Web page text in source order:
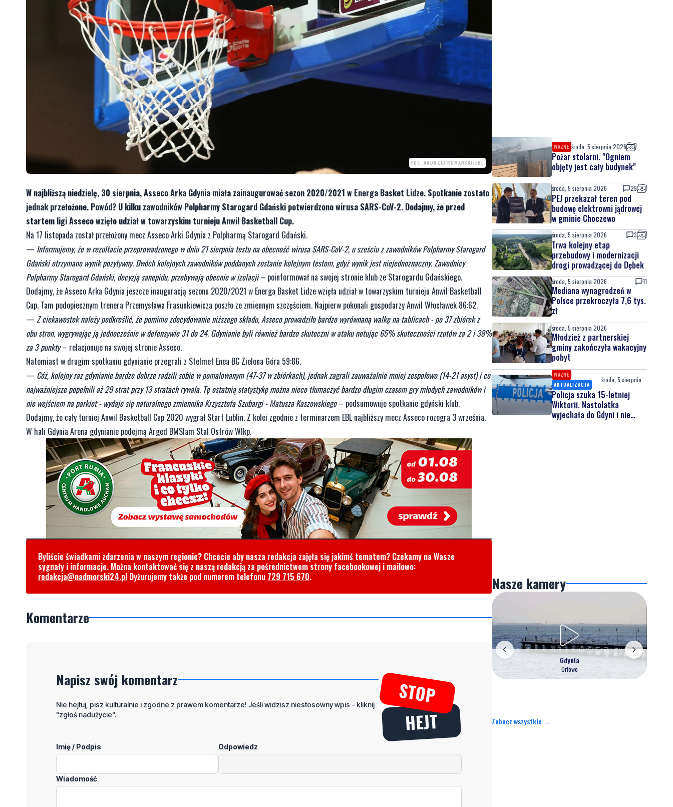
FOT. ANDRZEJ ROMAŃSKI/EBL
W najbliższą niedzielę, 30 sierpnia, Asseco Arka Gdynia miała zainaugurować sezon 2020/2021 w Energa Basket Lidze. Spotkanie zostało
jednak przełożone. Powód? U kilku zawodników Polpharmy Starogard Gdański potwierdzono wirusa SARS-CoV-2. Dodajmy, że przed
startem ligi Asseco wzięło udział w towarzyskim turnieju Anwil Basketball Cup.
Na 17 listopada został przełożony mecz Asseco Arki Gdynia z Polpharmą Starogard Gdański.
— Informujemy, że w rezultacie przeprowadzonego w dniu 21 sierpnia testu na obecność wirusa SARS-CoV-2, u sześciu z zawodników Polpharmy Starogard
Gdański otrzymano wynik pozytywny. Dwóch kolejnych zawodników poddanych zostanie kolejnym testom, gdyż wynik jest niejednoznaczny. Zawodnicy
Polpharmy Starogard Gdański, decyzją sanepidu, przebywają obecnie w izolacji– poinformował na swojej stronie klub ze Starogardu Gdańskiego.
Dodajmy, że Asseco Arka Gdynia jeszcze inauguracją sezonu 2020/2021 w Energa Basket Lidze wzięła udział w towarzyskim turnieju Anwil Basketball
Cup. Tam podopiecznym trenera Przemysława Frasunkiewicza poszło ze zmiennym szczęściem. Najpierw pokonali gospodarzy Anwil Włocławek 86:62.
— Z ciekawostek należy podkreślić, że pomimo zdecydowanie niższego składu, Asseco prowadziło bardzo wyrównaną walkę na tablicach - po 37 zbiórek z
obu stron, wygrywając ją jednocześnie w defensywie 31 do 24. Gdynianie byli również bardzo skuteczni w ataku notując 65% skuteczności rzutów za 2 i 38%
za 3 punkty– relacjonuje na swojej stronie Asseco.
Natomiast w drugim spotkaniu gdynianie przegrali z Stelmet Enea BC Zielona Góra 59:86.
— Cóż, kolejny raz gdynianie bardzo dobrze radzili sobie w pomalowanym (47-37 w zbiórkach), jednak zagrali zauważalnie mniej zespołowo (14-21 asyst) i co
najważniejsze popełnili aż 29 strat przy 13 stratach rywala. Tę ostatnią statystykę można nieco tłumaczyć bardzo długim czasem gry młodych zawodników i
nie wejściem na parkiet - wydaje się naturalnego zmiennika Krzysztofa Szubargi - Matusza Kaszowskiego– podsumowuje spotkanie gdyński klub.
Dodajmy, że cały turniej Anwil Basketball Cup 2020 wygrał Start Lublin. Z kolei zgodnie z terminarzem EBL najbliższy mecz Asseco rozegra 3 września.
W hali Gdynia Arena gdynianie podejmą Arged BMSlam Stal Ostrów Wlkp.
Byliście świadkami zdarzenia w naszym regionie? Chcecie aby nasza redakcja zajęła się jakimś tematem? Czekamy na Wasze
sygnały i informacje. Można kontaktować się z naszą redakcją za pośrednictwem strony facebookowej i mailowo:
redakcja@nadmorski24.pl Dyżurujemy także pod numerem telefonu 729 715 670.
Komentarze
Napisz swój komentarz
Nie hejtuj, pisz kulturalnie i zgodne z prawem komentarze! Jeśli widzisz niestosowny wpis - kliknij
"zgłoś nadużycie".
Imię / Podpis Odpowiedz
Wiadomość
WAŻNE środa, 5 sierpnia 2026
Pożar stolarni. "Ogniem
objęty jest cały budynek"
środa, 5 sierpnia 2026 29
PEJ przekazał teren pod
budowę elektrowni jądrowej
w gminie Choczewo
środa, 5 sierpnia 2026 3
Trwa kolejny etap
przebudowy i modernizacji
drogi prowadzącej do Dębek
środa, 5 sierpnia 2026 11
Mediana wynagrodzeń w
Polsce przekroczyła 7,6 tys.
zł
środa, 5 sierpnia 2026
Młodzież z partnerskiej
gminy zakończyła wakacyjny
pobyt
WAŻNE
AKTUALIZACJA
Policja szuka 15-letniej
Wiktorii. Nastolatka
wyjechała do Gdyni i nie
wróciła
Nasze kamery
Gdynia
Orłowo
Zobacz wszystkie →